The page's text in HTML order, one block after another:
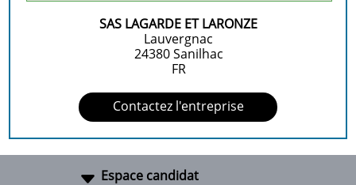
SAS LAGARDE ET LARONZE
Lauvergnac
24380Sanilhac
FR
Contactez l'entreprise
Espace candidat